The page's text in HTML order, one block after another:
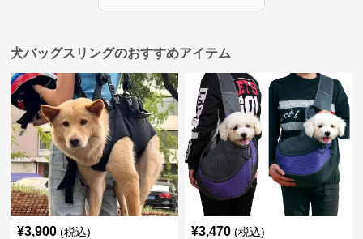
犬バッグスリングのおすすめアイテム
¥3,900 (税込) ¥3,470 (税込)